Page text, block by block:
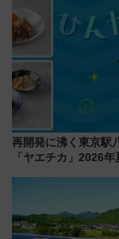
再開発に沸く東京駅
「ヤエチカ」2026